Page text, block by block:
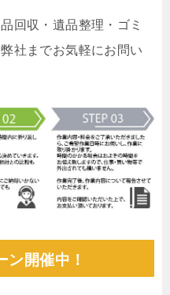
回収・遺品整理・ゴミ
社までお気軽にお問い
ン開催中！